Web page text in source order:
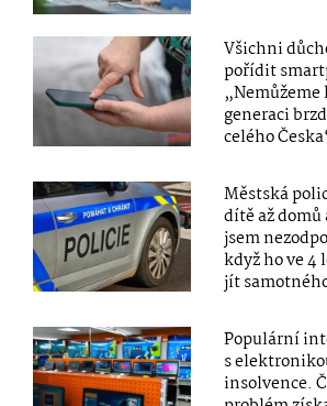
Všichni
pořídit
generaci
celého
Městská
dítě až
jsem
když ho ve 4
jít
Populární
s
insolvence.